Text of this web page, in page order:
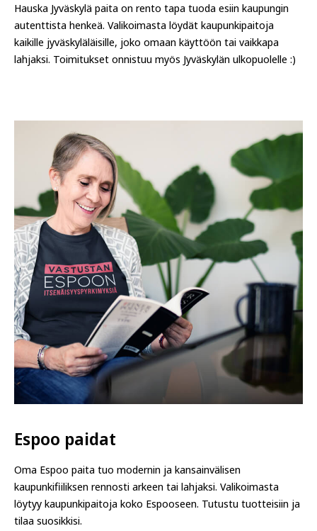
Hauska Jyväskylä paita on rento tapa tuoda esiin kaupungin
autenttista henkeä. Valikoimasta löydät kaupunkipaitoja
kaikille jyväskyläläisille, joko omaan käyttöön tai vaikkapa
lahjaksi. Toimitukset onnistuu myös Jyväskylän ulkopuolelle :)
Espoo paidat
Oma Espoo paita tuo modernin ja kansainvälisen
kaupunkifiiliksen rennosti arkeen tai lahjaksi. Valikoimasta
löytyy kaupunkipaitoja koko Espooseen. Tutustu tuotteisiin ja
tilaa suosikkisi.